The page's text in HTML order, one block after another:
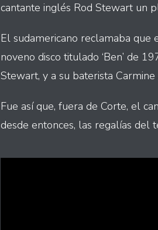
cantante inglés Rod Stewart un
El sudamericano reclamaba que
noveno disco titulado ‘Ben’ de
Stewart, y a su baterista
Fue así que, fuera de Corte, el
desde entonces, las regalías del